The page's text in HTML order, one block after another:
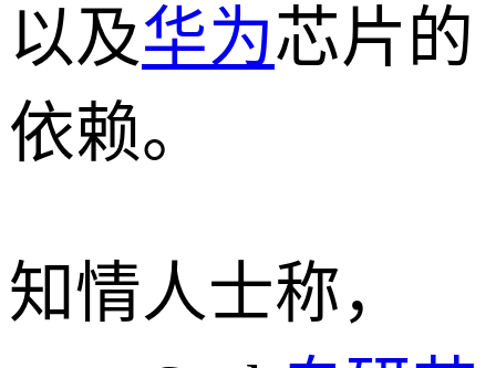
以及华为芯片的
依赖。
知情人士称，